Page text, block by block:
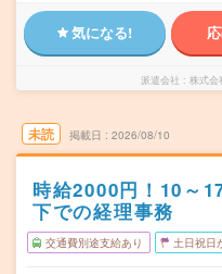
気になる!
派遣会社 株式会
未読 掲載日 2026/08/10
時給2000円！10～
下での経理事務
交通費別途支給あり 土日祝日